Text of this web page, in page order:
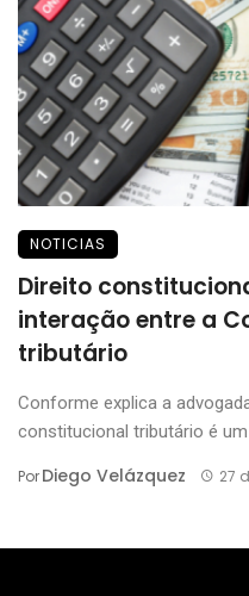
NOTICIAS
Direito
interação entre a
tributário
Conforme explica a
constitucional tributário é um
PorDiego Velázquez 27